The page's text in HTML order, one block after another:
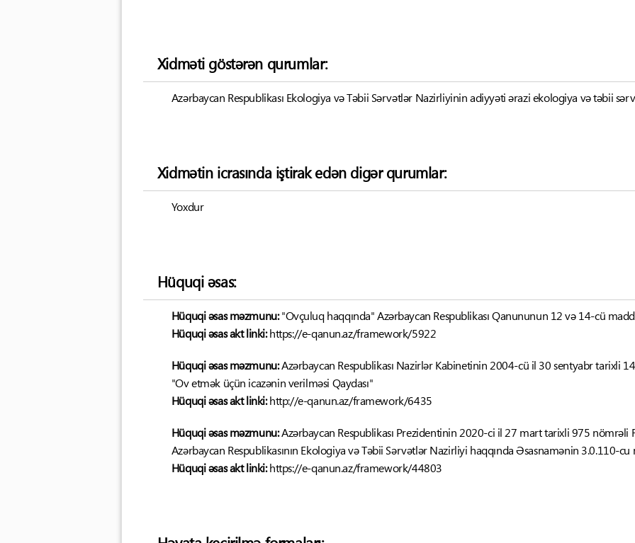
Xidməti göstərən qurumlar:
Azərbaycan Respublikası Ekologiya və Təbii Sərvətlər Nazirliyinin adiyyəti ərazi ekologiya və təbii
Xidmətin icrasında iştirak edən digər qurumlar:
Yoxdur
Hüquqi əsas:
Hüquqi əsas məzmunu:"Ovçuluq haqqında" Azərbaycan Respublikası Qanununun 12 və 14-cü
Hüquqi əsas akt linki:https://e-qanun.az/framework/5922
Hüquqi əsas məzmunu:Azərbaycan Respublikası Nazirlər Kabinetinin 2004-cü il 30 sentyabr tarixli
"Ov etmək üçün icazənin verilməsi Qaydası"
Hüquqi əsas akt linki:http://e-qanun.az/framework/6435
Hüquqi əsas məzmunu:Azərbaycan Respublikası Prezidentinin 2020-ci il 27 mart tarixli 975 nömrəli
Azərbaycan Respublikasının Ekologiya və Təbii Sərvətlər Nazirliyi haqqında Əsasnamənin 3.0.110-cu
Hüquqi əsas akt linki:https://e-qanun.az/framework/44803